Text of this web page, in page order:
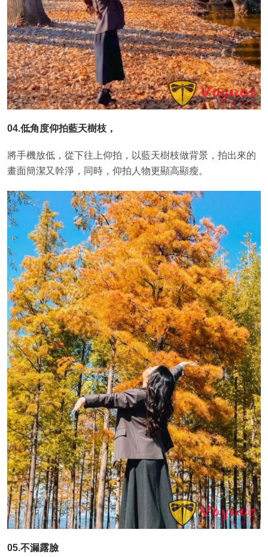
04.低角度仰拍藍天樹枝，
將手機放低，從下往上仰拍，以藍天樹枝做背景，拍出來的
畫面簡潔又幹淨，同時，仰拍人物更顯高顯瘦。
05.不漏露臉